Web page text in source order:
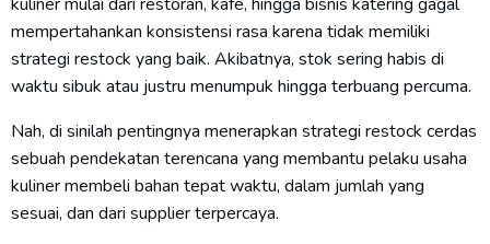
mempertahankan konsistensi rasa karena tidak memiliki
strategi restock yang baik. Akibatnya, stok sering habis di
waktu sibuk atau justru menumpuk hingga terbuang percuma.
Nah, di sinilah pentingnya menerapkan strategi restock cerdas
sebuah pendekatan terencana yang membantu pelaku usaha
kuliner membeli bahan tepat waktu, dalam jumlah yang
sesuai, dan dari supplier terpercaya.